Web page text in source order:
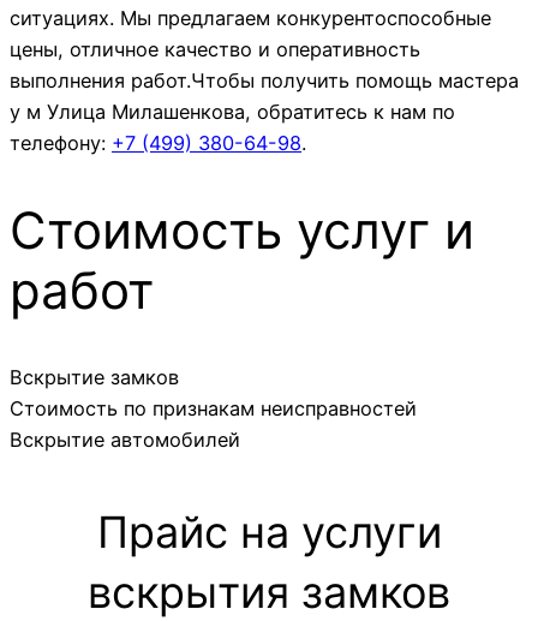
ситуациях. Мы предлагаем конкурентоспособные
цены, отличное качество и оперативность
выполнения работ.Чтобы получить помощь мастера
у м Улица Милашенкова, обратитесь к нам по
телефону: +7 (499) 380-64-98.
Стоимость услуг и
работ
Вскрытие замков
Стоимость по признакам неисправностей
Вскрытие автомобилей
Прайс на услуги
вскрытия замков